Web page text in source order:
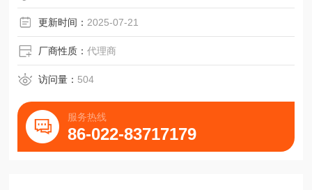
更新时间： 2025-07-21
厂商性质：代理商
访问量： 504
服务热线
86-022-83717179